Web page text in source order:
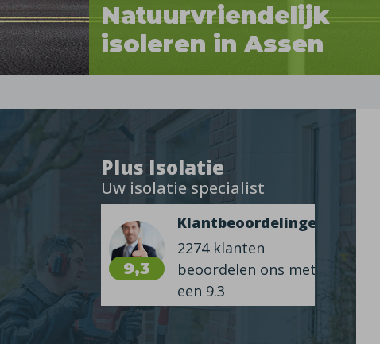
Natuurvriendelijk
isoleren in Assen
Plus Isolatie
Uw isolatie specialist
9,3
Klantbeoordelingen
2274 klanten
beoordelen ons met
een 9.3